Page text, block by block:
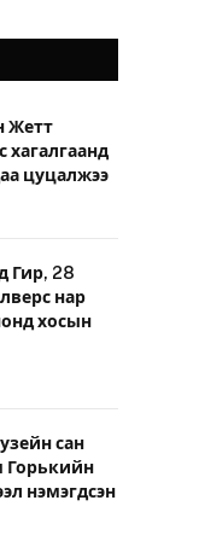
Жетт
хагалгаанд
цуцалжээ
Гир, 28
нар
хосын
сан
Горькийн
нэмэгдсэн